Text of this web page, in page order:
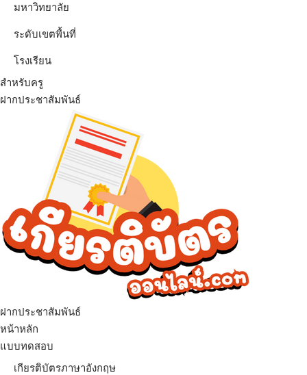
มหาวิทยาลัย
ระดับเขตพื้นที่
โรงเรียน
สำหรับครู
ฝากประชาสัมพันธ์
ฝากประชาสัมพันธ์
เมนู
หน้าหลัก
แบบทดสอบ
เกียรติบัตรภาษาอังกฤษ